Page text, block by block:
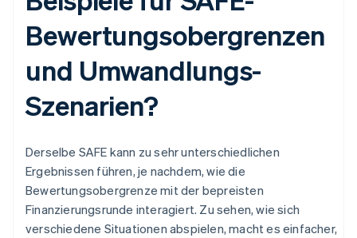
Bewertungsobergrenzen
und Umwandlungs-
Szenarien?
Derselbe SAFE kann zu sehr unterschiedlichen
Ergebnissen führen, je nachdem, wie die
Bewertungsobergrenze mit der bepreisten
Finanzierungsrunde interagiert. Zu sehen, wie sich
verschiedene Situationen abspielen, macht es einfacher,